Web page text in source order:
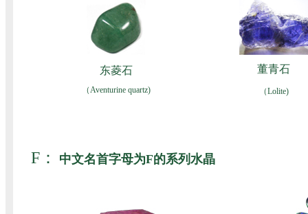
东菱石
（Aventurine quartz)
董青石
（Lolite)
F： 中文名首字母为F的系列水晶